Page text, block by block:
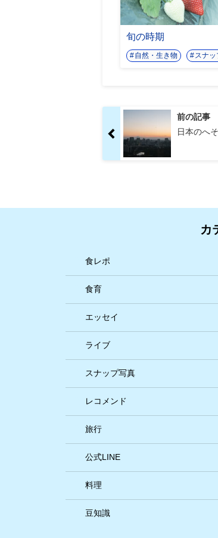
旬の時期
自然・生き物 スナ
前の記事
日本のへ
カ
食レポ
食育
エッセイ
ライブ
スナップ写真
レコメンド
旅行
公式LINE
料理
豆知識